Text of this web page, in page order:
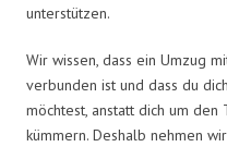
unterstützen.
Wir wissen, dass ein Umzug
verbunden ist und dass du
möchtest, anstatt dich um
kümmern. Deshalb nehmen